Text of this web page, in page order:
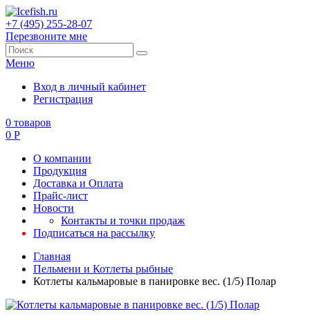
+7 (495) 255-28-07
Перезвоните мне
Меню
Вход в личный кабинет
Регистрация
0 товаров
0 Р
О компании
Продукция
Доставка и Оплата
Прайс-лист
Новости
Контакты и точки продаж
Подписаться на рассылку
Главная
Пельмени и Котлеты рыбные
Котлеты кальмаровые в панировке вес. (1/5) Полар